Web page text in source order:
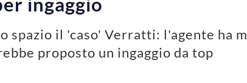
spazio il 'caso' Verratti: l'agente ha
proposto un ingaggio da top